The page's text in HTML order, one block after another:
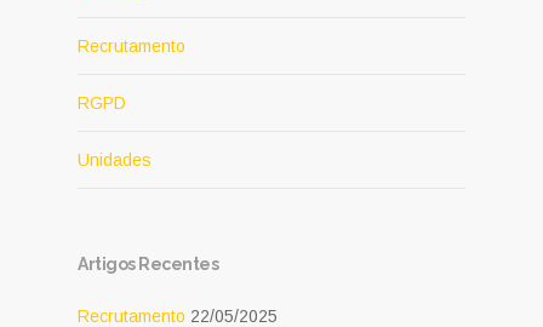
Recrutamento
RGPD
Unidades
Artigos Recentes
Recrutamento 22/05/2025